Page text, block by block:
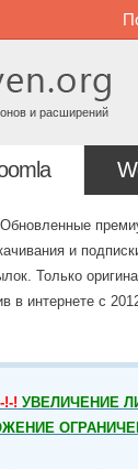
и расширений
и
Только
в интернете с
! УВЕЛИЧЕНИЕ